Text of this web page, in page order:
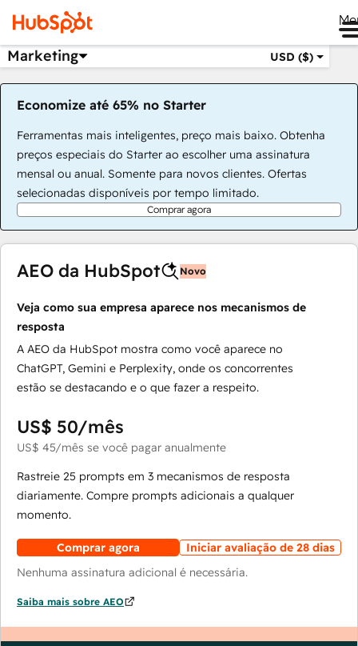
Marketing USD ($)
Economize até 65% no Starter
Ferramentas mais inteligentes, preço mais baixo. Obtenha
preços especiais do Starter ao escolher uma assinatura
mensal ou anual. Somente para novos clientes. Ofertas
selecionadas disponíveis por tempo limitado.
Comprar agora
AEO da HubSpot Novo
Veja como sua empresa aparece nos mecanismos de
resposta
A AEO da HubSpot mostra como você aparece no
ChatGPT, Gemini e Perplexity, onde os concorrentes
estão se destacando e o que fazer a respeito.
US$ 50/mês
US$ 45/mês se você pagar anualmente
Rastreie 25 prompts em 3 mecanismos de resposta
diariamente. Compre prompts adicionais a qualquer
momento.
Comprar agora
Iniciar avaliação de 28 dias
Nenhuma assinatura adicional é necessária.
Saiba mais sobre AEO